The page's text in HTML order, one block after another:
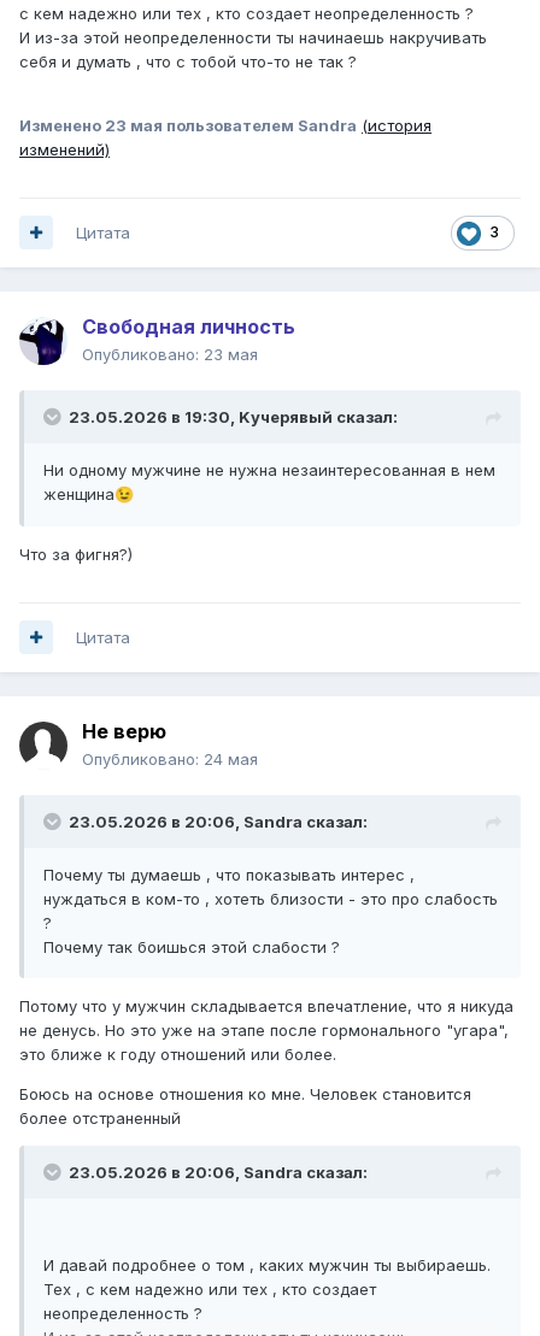
с кем надежно или тех , кто создает неопределенность ?
И из-за этой неопределенности ты начинаешь накручивать
себя и думать , что с тобой что-то не так ?
Изменено 23 мая пользователем Sandrа (история
изменений)
3
Цитата
Свободная личность
Опубликовано: 23 мая
23.05.2026 в 19:30, Kучepявый сказал:
Ни одному мужчине не нужна незаинтересованная в нем
женщина😉
Что за фигня?)
Цитата
Не верю
Опубликовано: 24 мая
23.05.2026 в 20:06, Sandrа сказал:
Почему ты думаешь , что показывать интерес ,
нуждаться в ком-то , хотеть близости - это про слабость
?
Почему так боишься этой слабости ?
Потому что у мужчин складывается впечатление, что я никуда
не денусь. Но это уже на этапе после гормонального "угара",
это ближе к году отношений или более.
Боюсь на основе отношения ко мне. Человек становится
более отстраненный
23.05.2026 в 20:06, Sandrа сказал:
И давай подробнее о том , каких мужчин ты выбираешь.
Тех , с кем надежно или тех , кто создает
неопределенность ?